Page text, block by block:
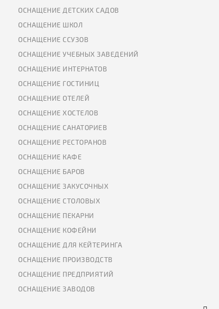
ОСНАЩЕНИЕ ДЕТСКИХ САДОВ
ОСНАЩЕНИЕ ШКОЛ
ОСНАЩЕНИЕ ССУЗОВ
ОСНАЩЕНИЕ УЧЕБНЫХ ЗАВЕДЕНИЙ
ОСНАЩЕНИЕ ИНТЕРНАТОВ
ОСНАЩЕНИЕ ГОСТИНИЦ
ОСНАЩЕНИЕ ОТЕЛЕЙ
ОСНАЩЕНИЕ ХОСТЕЛОВ
ОСНАЩЕНИЕ САНАТОРИЕВ
ОСНАЩЕНИЕ РЕСТОРАНОВ
ОСНАЩЕНИЕ КАФЕ
ОСНАЩЕНИЕ БАРОВ
ОСНАЩЕНИЕ ЗАКУСОЧНЫХ
ОСНАЩЕНИЕ СТОЛОВЫХ
ОСНАЩЕНИЕ ПЕКАРНИ
ОСНАЩЕНИЕ КОФЕЙНИ
ОСНАЩЕНИЕ ДЛЯ КЕЙТЕРИНГА
ОСНАЩЕНИЕ ПРОИЗВОДСТВ
ОСНАЩЕНИЕ ПРЕДПРИЯТИЙ
ОСНАЩЕНИЕ ЗАВОДОВ